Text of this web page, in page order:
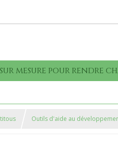
sur mesure pour rendre
Outils d'aide au